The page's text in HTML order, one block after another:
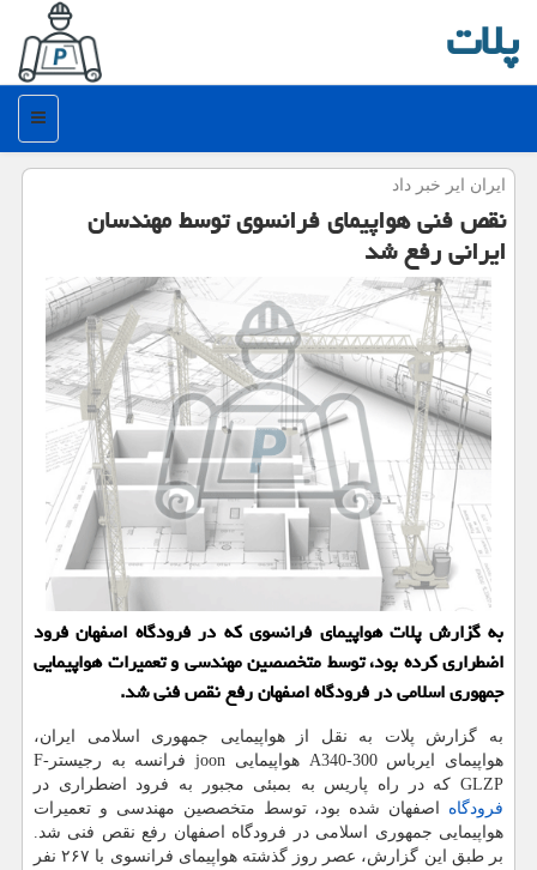
پلات
منو
ایران ایر خبر داد
نقص فنی هواپیمای فرانسوی توسط مهندسان
ایرانی رفع شد
به گزارش پلات هواپیمای فرانسوی كه در فرودگاه اصفهان فرود
اضطراری كرده بود، توسط متخصصین مهندسی و تعمیرات هواپیمایی
جمهوری اسلامی در فرودگاه اصفهان رفع نقص فنی شد.
به گزارش پلات به نقل از هواپیمایی جمهوری اسلامی ایران،
هواپیمای ایرباس A340-300 هواپیمایی joon فرانسه به رجیسترF-
GLZP كه در راه پاریس به بمبئی مجبور به فرود اضطراری در
فرودگاه اصفهان شده بود، توسط متخصصین مهندسی و تعمیرات
هواپیمایی جمهوری اسلامی در فرودگاه اصفهان رفع نقص فنی شد.
بر طبق این گزارش، عصر روز گذشته هواپیمای فرانسوی با ۲۶۷ نفر